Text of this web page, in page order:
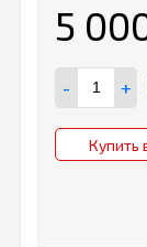
5
- +
Купить